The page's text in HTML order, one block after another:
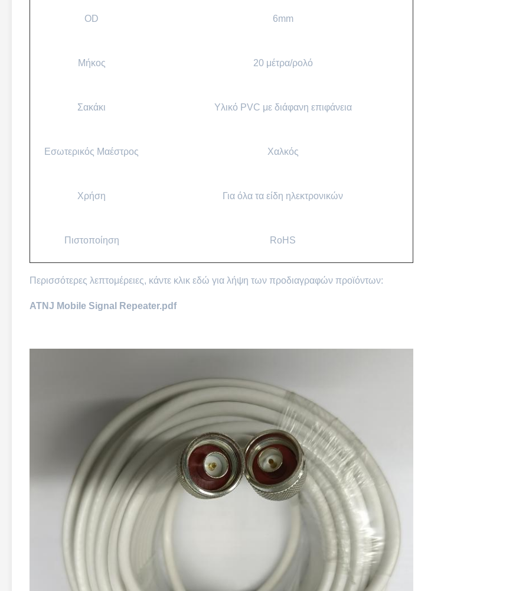
OD 6mm
Μήκος 20 μέτρα/ρολό
Σακάκι Υλικό PVC με διάφανη επιφάνεια
Εσωτερικός Μαέστρος Χαλκός
Χρήση Για όλα τα είδη ηλεκτρονικών
Πιστοποίηση RoHS
Περισσότερες λεπτομέρειες, κάντε κλικ εδώ για λήψη των προδιαγραφών προϊόντων:
ATNJ Mobile Signal Repeater.pdf